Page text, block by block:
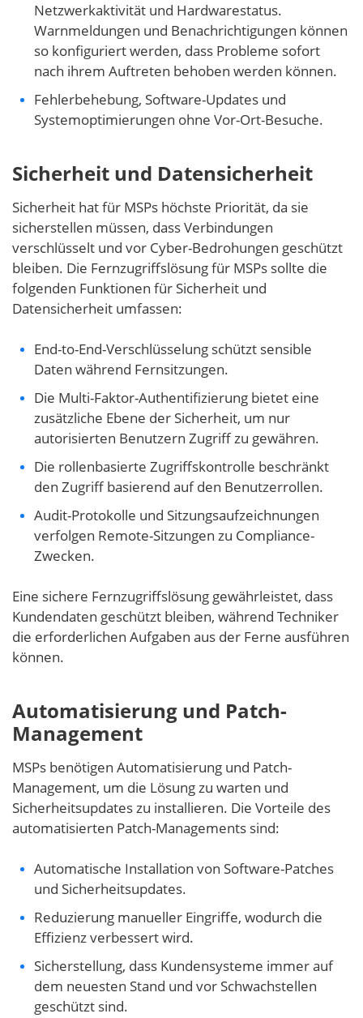
Netzwerkaktivität und Hardwarestatus.
Warnmeldungen und Benachrichtigungen können
so konfiguriert werden, dass Probleme sofort
nach ihrem Auftreten behoben werden können.
Fehlerbehebung, Software-Updates und
Systemoptimierungen ohne Vor-Ort-Besuche.
Sicherheit und Datensicherheit
Sicherheit hat für MSPs höchste Priorität, da sie
sicherstellen müssen, dass Verbindungen
verschlüsselt und vor Cyber-Bedrohungen geschützt
bleiben. Die Fernzugriffslösung für MSPs sollte die
folgenden Funktionen für Sicherheit und
Datensicherheit umfassen:
End-to-End-Verschlüsselung schützt sensible
Daten während Fernsitzungen.
Die Multi-Faktor-Authentifizierung bietet eine
zusätzliche Ebene der Sicherheit, um nur
autorisierten Benutzern Zugriff zu gewähren.
Die rollenbasierte Zugriffskontrolle beschränkt
den Zugriff basierend auf den Benutzerrollen.
Audit-Protokolle und Sitzungsaufzeichnungen
verfolgen Remote-Sitzungen zu Compliance-
Zwecken.
Eine sichere Fernzugriffslösung gewährleistet, dass
Kundendaten geschützt bleiben, während Techniker
die erforderlichen Aufgaben aus der Ferne ausführen
können.
Automatisierung und Patch-
Management
MSPs benötigen Automatisierung und Patch-
Management, um die Lösung zu warten und
Sicherheitsupdates zu installieren. Die Vorteile des
automatisierten Patch-Managements sind:
Automatische Installation von Software-Patches
und Sicherheitsupdates.
Reduzierung manueller Eingriffe, wodurch die
Effizienz verbessert wird.
Sicherstellung, dass Kundensysteme immer auf
dem neuesten Stand und vor Schwachstellen
geschützt sind.